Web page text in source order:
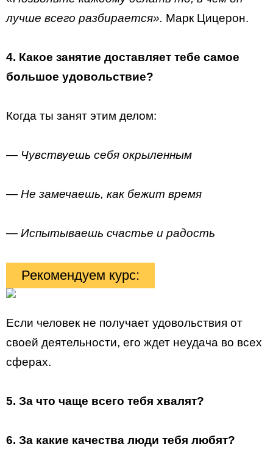
лучше всего разбирается». Марк Цицерон.
4. Какое занятие доставляет тебе самое
большое удовольствие?
Когда ты занят этим делом:
— Чувствуешь себя окрыленным
— Не замечаешь, как бежит время
— Испытываешь счастье и радость
Рекомендуем курс:
Если человек не получает удовольствия от
своей деятельности, его ждет неудача во всех
сферах.
5. За что чаще всего тебя хвалят?
6. За какие качества люди тебя любят?